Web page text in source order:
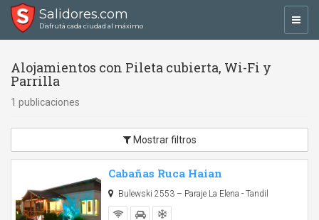
Salidores.com
Disfrutá cada ciudad al máximo
Alojamientos con Pileta cubierta, Wi-Fi y
Parrilla
1 publicaciones
Mostrar filtros
Cabañas Ruca Haian
Bulewski 2553 – Paraje La Elena - Tandil